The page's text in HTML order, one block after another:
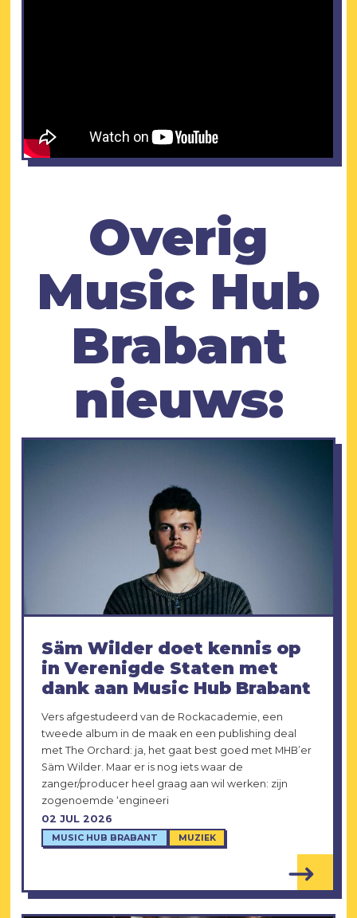
Overig
Music Hub
Brabant
nieuws:
02 JUL 2026
MUSIC HUB BRABANT MUZIEK
Säm Wilder doet kennis op
in Verenigde Staten met
dank aan Music Hub Brabant
Vers afgestudeerd van de Rockacademie, een
tweede album in de maak en een publishing deal
met The Orchard: ja, het gaat best goed met MHB’er
Säm Wilder. Maar er is nog iets waar de
zanger/producer heel graag aan wil werken: zijn
zogenoemde ‘engineeri